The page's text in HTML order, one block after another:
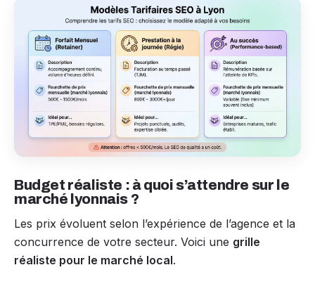
Budget réaliste : à quoi s’attendre sur le
marché lyonnais ?
Les prix évoluent selon l’expérience de l’agence et la
concurrence de votre secteur. Voici une grille
réaliste pour le marché local.